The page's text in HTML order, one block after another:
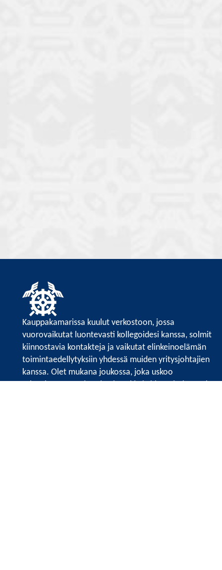
Kauppakamarissa kuulut verkostoon, jossa
vuorovaikutat luontevasti kollegoidesi kanssa, solmit
kiinnostavia kontakteja ja vaikutat elinkeinoelämän
toimintaedellytyksiin yhdessä muiden yritysjohtajien
kanssa. Olet mukana joukossa, joka uskoo